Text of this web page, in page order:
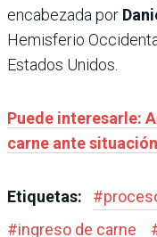
encabezada por
Hemisferio
Estados Unidos.
Puede interesarle:
carne ante
Etiquetas: #
#ingreso de carne